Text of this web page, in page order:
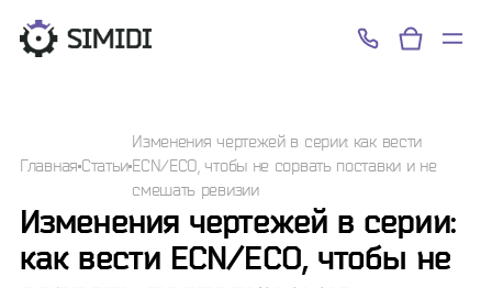
Главная Статьи
Изменения чертежей в серии: как вести
ECN/ECO, чтобы не сорвать поставки и не
смешать ревизии
Изменения чертежей в серии:
как вести ECN/ECO, чтобы не